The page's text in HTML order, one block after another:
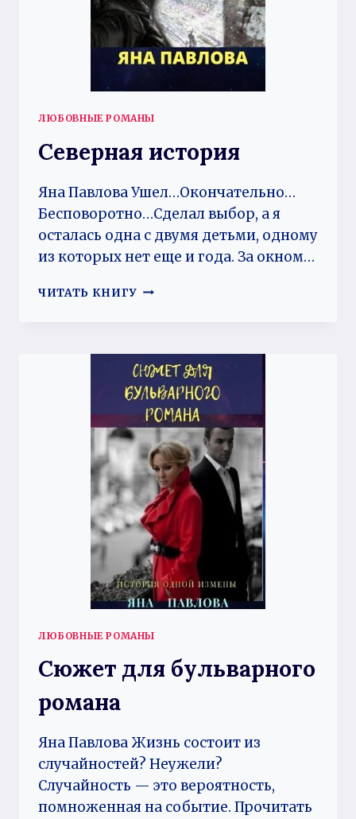
ЛЮБОВНЫЕ РОМАНЫ
Северная история
Яна Павлова Ушел…Окончательно…
Бесповоротно…Сделал выбор, а я
осталась одна с двумя детьми, одному
из которых нет еще и года. За окном…
ЧИТАТЬ КНИГУ СЕВЕРНАЯ
ЛЮБОВНЫЕ РОМАНЫ
Сюжет для бульварного
романа
Яна Павлова Жизнь состоит из
случайностей? Неужели?
Случайность — это вероятность,
помноженная на событие. Прочитать